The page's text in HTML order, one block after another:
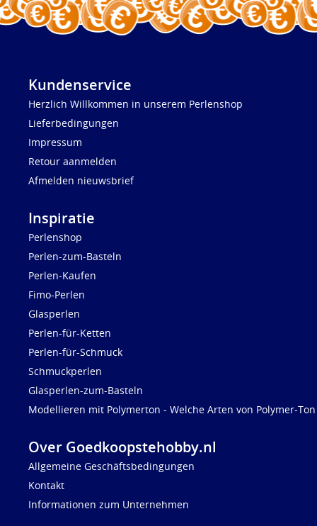
Kundenservice
Herzlich Willkommen in unserem Perlenshop
Lieferbedingungen
Impressum
Retour aanmelden
Afmelden nieuwsbrief
Inspiratie
Perlenshop
Perlen-zum-Basteln
Perlen-Kaufen
Fimo-Perlen
Glasperlen
Perlen-für-Ketten
Perlen-für-Schmuck
Schmuckperlen
Glasperlen-zum-Basteln
Modellieren mit Polymerton - Welche Arten von Polymer-
Over Goedkoopstehobby.nl
Allgemeine Geschäftsbedingungen
Kontakt
Informationen zum Unternehmen